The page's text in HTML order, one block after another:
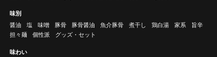
味別
醤油
塩 味噌 豚骨 豚骨醤油 魚介豚骨 煮干し 鶏白湯 家系
旨辛
担々麺
個性派 グッズ・セット
味わい